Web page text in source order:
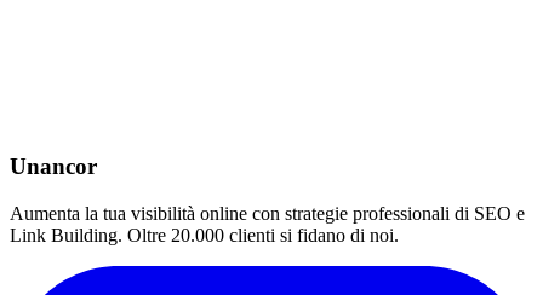
Unancor
Aumenta la tua visibilità online con strategie professionali di SEO e
Link Building. Oltre 20.000 clienti si fidano di noi.